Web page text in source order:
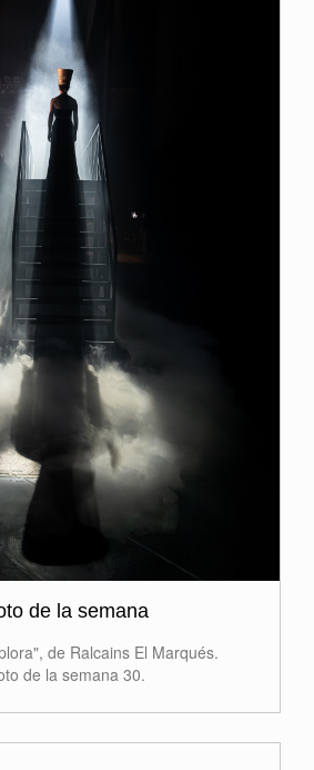
de la semana
de Ralcains El Marqués.
de la semana 30.